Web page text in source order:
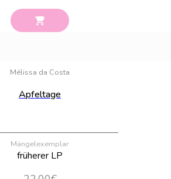
Mélissa da Costa
Apfeltage
Mängelexemplar
früherer LP